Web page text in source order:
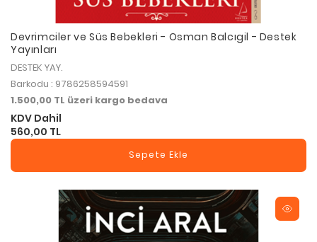
Devrimciler ve Süs Bebekleri - Osman Balcıgil - Destek
Yayınları
DESTEK YAY.
Barkodu : 9786258594591
1.500,00 TL üzeri kargo bedava
KDV Dahil
560,00 TL
Sepete Ekle